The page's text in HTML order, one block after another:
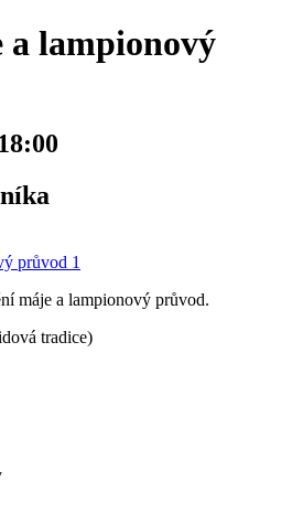
a lampionový
máje a lampionový průvod.
tradice)